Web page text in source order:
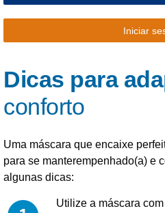
Iniciar
Dicas para
conforto
Uma máscara que encaixe
para se manterempenhado(a) e
algunas dicas:​
Utilize a máscara